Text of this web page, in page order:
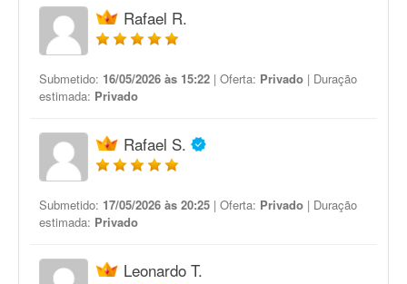
Rafael R.
Submetido: 16/05/2026 às 15:22 | Oferta: Privado | Duração
estimada: Privado
Rafael S.
Submetido: 17/05/2026 às 20:25 | Oferta: Privado | Duração
estimada: Privado
Leonardo T.